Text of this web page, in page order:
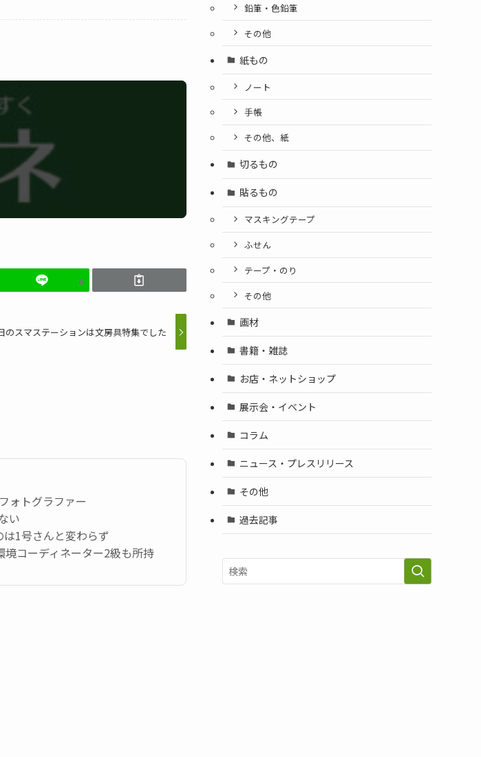
のスマステーションは文房具特集でした
ォトグラファー
い
1号さんと変わらず
コーディネーター2級も所持
鉛筆・色鉛筆
その他
紙もの
ノート
手帳
その他、紙
切るもの
貼るもの
マスキングテープ
ふせん
テープ・のり
その他
画材
書籍・雑誌
お店・ネットショップ
展示会・イベント
コラム
ニュース・プレスリリース
その他
過去記事